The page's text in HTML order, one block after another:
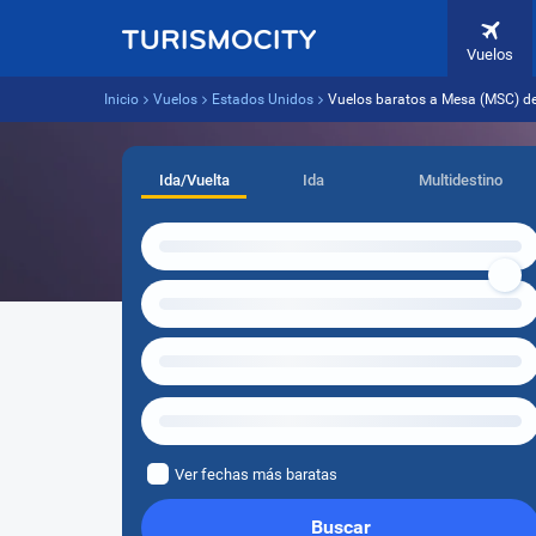
Vuelos
Inicio Vuelos Estados Unidos Vuelos baratos a Mesa (MSC)
Ida/Vuelta Ida Multidestino
Ver fechas más baratas
Buscar